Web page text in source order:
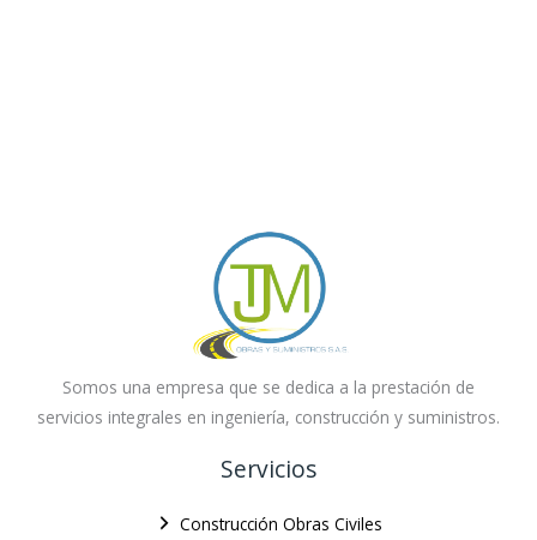
Somos una empresa que se dedica a la prestación de
servicios integrales en ingeniería, construcción y suministros.
Servicios
Construcción Obras Civiles